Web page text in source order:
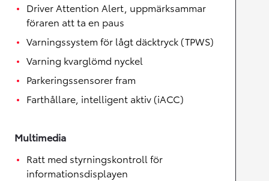
Driver Attention Alert, uppmärksammar
föraren att ta en paus
Varningssystem för lågt däcktryck (TPWS)
Varning kvarglömd nyckel
Parkeringssensorer fram
Farthållare, intelligent aktiv (iACC)
Multimedia
Ratt med styrningskontroll för
informationsdisplayen